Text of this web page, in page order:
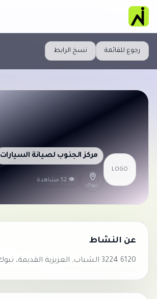
رجوع للقائمة نسخ الرابط
LOGO
مركز الجنوب لصيانة السيارات
تبوك
👁 52 مشاهدة
عن النشاط
6120 3224 الشباب, العزيزية القديمة، تبوك 47912